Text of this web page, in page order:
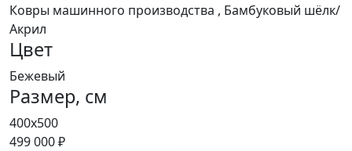
Ковры машинного производства , Бамбуковый шёлк/
Акрил
Цвет
Бежевый
Размер, см
400x500
499 000 ₽